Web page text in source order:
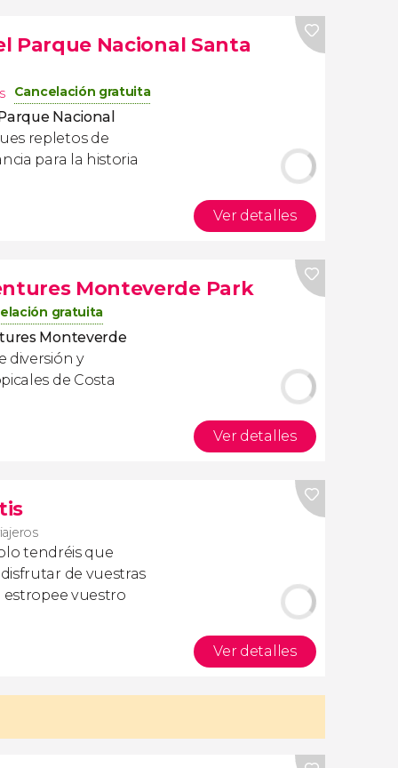
Parque Nacional Santa
Cancelación gratuita
Nacional
repletos de
para la historia
Ver detalles
Monteverde Park
gratuita
Monteverde
diversión y
de Costa
Ver detalles
tendréis que
de vuestras
estropee vuestro
Ver detalles